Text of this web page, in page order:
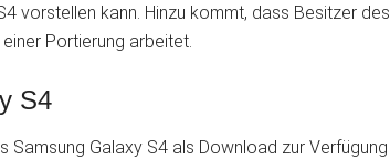
vorstellen kann. Hinzu kommt, dass Besitzer des
Portierung arbeitet.
S4
Galaxy S4 als Download zur Verfügung